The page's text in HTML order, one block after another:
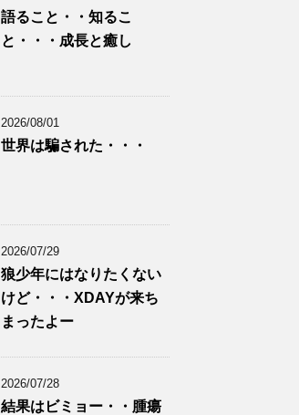
語ること・・知るこ
と・・・成長と癒し
2026/08/01
世界は騙された・・・
2026/07/29
狼少年にはなりたくない
けど・・・XDAYが来ち
まったよー
2026/07/28
結果はビミョー・・腫瘍